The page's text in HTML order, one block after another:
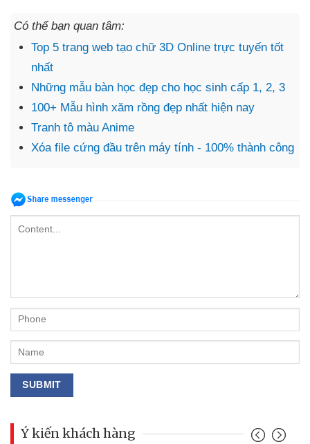
Có thể bạn quan tâm:
Top 5 trang web tạo chữ 3D Online trực tuyến tốt
nhất
Những mẫu bàn học đẹp cho học sinh cấp 1, 2, 3
100+ Mẫu hình xăm rồng đẹp nhất hiện nay
Tranh tô màu Anime
Xóa file cứng đầu trên máy tính - 100% thành công
Ý kiến khách hàng